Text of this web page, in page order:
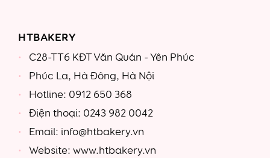
HTBAKERY
C28-TT6 KĐT Văn Quán - Yên Phúc
Phúc La, Hà Đông, Hà Nội
Hotline: 0912 650 368
Điện thoại: 0243 982 0042
Email: info@htbakery.vn
Website: www.htbakery.vn